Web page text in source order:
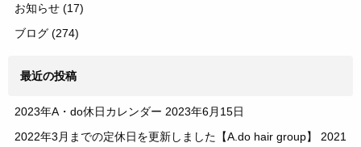
お知らせ (17)
ブログ (274)
最近の投稿
2023年A・do休日カレンダー 2023年6月15日
2022年3月までの定休日を更新しました【A.do hair group】
2021